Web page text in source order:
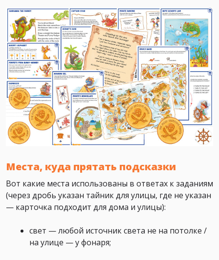
Места, куда прятать подсказки
Вот какие места использованы в ответах к заданиям
(через дробь указан тайник для улицы, где не указан
— карточка подходит для дома и улицы):
свет — любой источник света не на потолке /
на улице — у фонаря;